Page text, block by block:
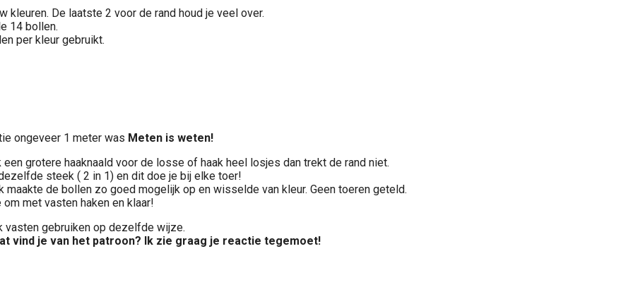
kleuren. De laatste 2 voor de rand houd je veel over.
14 bollen.
per kleur gebruikt.
ongeveer 1 meter was Meten is weten!
grotere haaknaald voor de losse of haak heel losjes dan trekt de rand niet.
steek ( 2 in 1) en dit doe je bij elke toer!
maakte de bollen zo goed mogelijk op en wisselde van kleur. Geen toeren geteld.
met vasten haken en klaar!
vasten gebruiken op dezelfde wijze.
vind je van het patroon? Ik zie graag je reactie tegemoet!